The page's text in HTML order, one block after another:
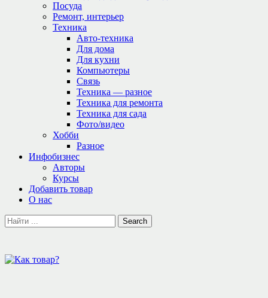
Посуда
Ремонт, интерьер
Техника
Авто-техника
Для дома
Для кухни
Компьютеры
Связь
Техника — разное
Техника для ремонта
Техника для сада
Фото/видео
Хобби
Разное
Инфобизнес
Авторы
Курсы
Добавить товар
О нас